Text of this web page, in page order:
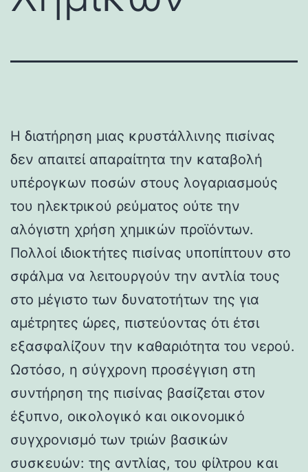
Η διατήρηση μιας κρυστάλλινης πισίνας
δεν απαιτεί απαραίτητα την καταβολή
υπέρογκων ποσών στους λογαριασμούς
του ηλεκτρικού ρεύματος ούτε την
αλόγιστη χρήση χημικών προϊόντων.
Πολλοί ιδιοκτήτες πισίνας υποπίπτουν στο
σφάλμα να λειτουργούν την αντλία τους
στο μέγιστο των δυνατοτήτων της για
αμέτρητες ώρες, πιστεύοντας ότι έτσι
εξασφαλίζουν την καθαριότητα του νερού.
Ωστόσο, η σύγχρονη προσέγγιση στη
συντήρηση της πισίνας βασίζεται στον
έξυπνο, οικολογικό και οικονομικό
συγχρονισμό των τριών βασικών
συσκευών: της αντλίας, του φίλτρου και